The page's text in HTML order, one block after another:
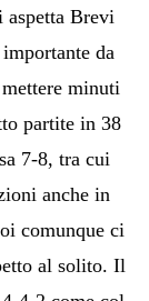
aspetta Brevi
da
minuti
partite in 38
7-8, tra cui
anche in
comunque ci
al solito. Il